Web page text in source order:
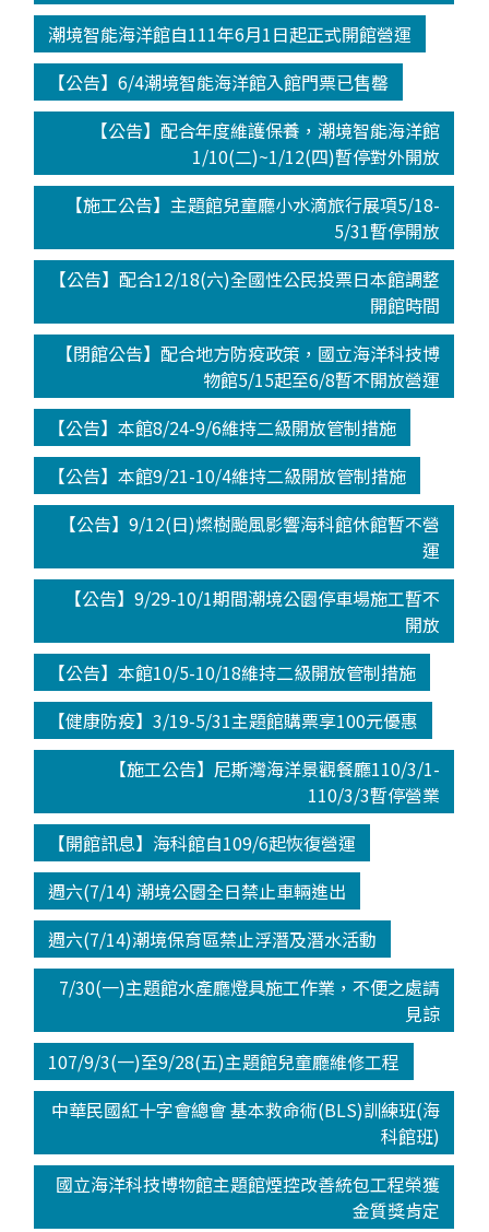
潮境智能海洋館自111年6月1日起正式開館營運
【公告】6/4潮境智能海洋館入館門票已售罄
【公告】配合年度維護保養，潮境智能海洋館
1/10(二)~1/12(四)暫停對外開放
【施工公告】主題館兒童廳小水滴旅行展項5/18-
5/31暫停開放
【公告】配合12/18(六)全國性公民投票日本館調整
開館時間
【閉館公告】配合地方防疫政策，國立海洋科技博
物館5/15起至6/8暫不開放營運
【公告】本館8/24-9/6維持二級開放管制措施
【公告】本館9/21-10/4維持二級開放管制措施
【公告】9/12(日)燦樹颱風影響海科館休館暫不營
運
【公告】9/29-10/1期間潮境公園停車場施工暫不
開放
【公告】本館10/5-10/18維持二級開放管制措施
【健康防疫】3/19-5/31主題館購票享100元優惠
【施工公告】尼斯灣海洋景觀餐廳110/3/1-
110/3/3暫停營業
【開館訊息】海科館自109/6起恢復營運
週六(7/14) 潮境公園全日禁止車輛進出
週六(7/14)潮境保育區禁止浮潛及潛水活動
7/30(一)主題館水產廳燈具施工作業，不便之處請
見諒
107/9/3(一)至9/28(五)主題館兒童廳維修工程
中華民國紅十字會總會 基本救命術(BLS)訓練班(海
科館班)
國立海洋科技博物館主題館煙控改善統包工程榮獲
金質獎肯定